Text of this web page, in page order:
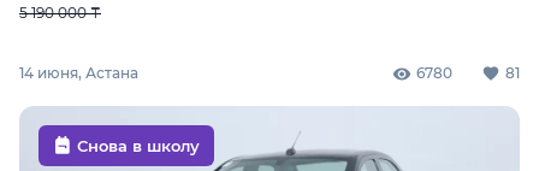
5 190 000 ₸
14 июня, Астана 6780 81
Снова в школу